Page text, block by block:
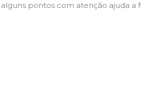
pontos com atenção ajuda a